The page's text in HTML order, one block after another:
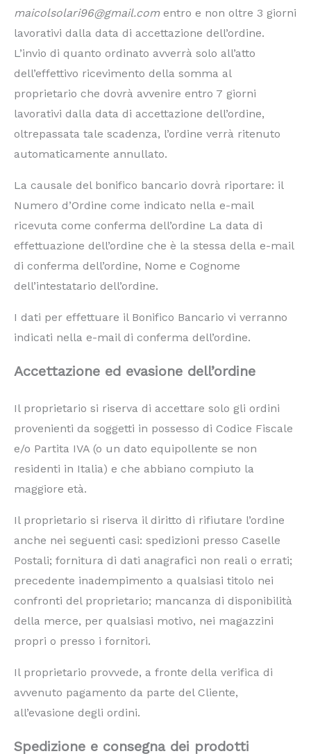
maicolsolari96@gmail.com entro e non oltre 3 giorni
lavorativi dalla data di accettazione dell’ordine.
L’invio di quanto ordinato avverrà solo all’atto
dell’effettivo ricevimento della somma al
proprietario che dovrà avvenire entro 7 giorni
lavorativi dalla data di accettazione dell’ordine,
oltrepassata tale scadenza, l’ordine verrà ritenuto
automaticamente annullato.
La causale del bonifico bancario dovrà riportare: il
Numero d’Ordine come indicato nella e-mail
ricevuta come conferma dell’ordine La data di
effettuazione dell’ordine che è la stessa della e-mail
di conferma dell’ordine, Nome e Cognome
dell’intestatario dell’ordine.
I dati per effettuare il Bonifico Bancario vi verranno
indicati nella e-mail di conferma dell’ordine.
Accettazione ed evasione dell’ordine
Il proprietario si riserva di accettare solo gli ordini
provenienti da soggetti in possesso di Codice Fiscale
e/o Partita IVA (o un dato equipollente se non
residenti in Italia) e che abbiano compiuto la
maggiore età.
Il proprietario si riserva il diritto di rifiutare l’ordine
anche nei seguenti casi: spedizioni presso Caselle
Postali; fornitura di dati anagrafici non reali o errati;
precedente inadempimento a qualsiasi titolo nei
confronti del proprietario; mancanza di disponibilità
della merce, per qualsiasi motivo, nei magazzini
propri o presso i fornitori.
Il proprietario provvede, a fronte della verifica di
avvenuto pagamento da parte del Cliente,
all’evasione degli ordini.
Spedizione e consegna dei prodotti